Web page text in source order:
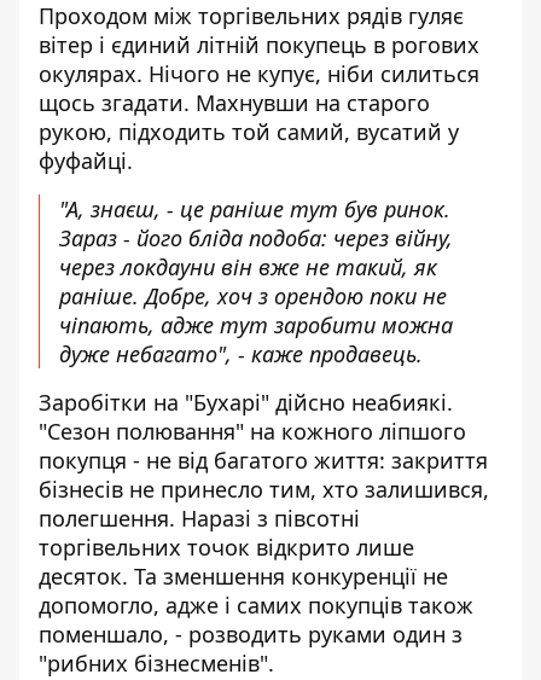
Проходом між торгівельних рядів гуляє
вітер і єдиний літній покупець в рогових
окулярах. Нічого не купує, ніби силиться
щось згадати. Махнувши на старого
рукою, підходить той самий, вусатий у
фуфайці.
"А, знаєш, - це раніше тут був ринок.
Зараз - його бліда подоба: через війну,
через локдауни він вже не такий, як
раніше. Добре, хоч з орендою поки не
чіпають, адже тут заробити можна
дуже небагато", - каже продавець.
Заробітки на "Бухарі" дійсно неабиякі.
"Сезон полювання" на кожного ліпшого
покупця - не від багатого життя: закриття
бізнесів не принесло тим, хто залишився,
полегшення. Наразі з півсотні
торгівельних точок відкрито лише
десяток. Та зменшення конкуренції не
допомогло, адже і самих покупців також
поменшало, - розводить руками один з
"рибних бізнесменів".